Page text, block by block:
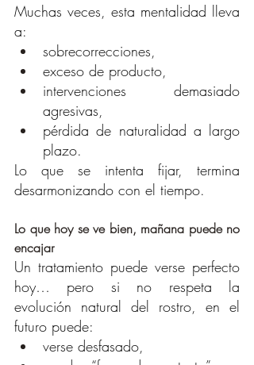
Muchas veces, esta mentalidad lleva
a:
sobrecorrecciones,
exceso de producto,
intervenciones demasiado
agresivas,
pérdida de naturalidad a largo
plazo.
Lo que se intenta fijar, termina
desarmonizando con el tiempo.
Lo que hoy se ve bien, mañana puede no
encajar
Un tratamiento puede verse perfecto
hoy… pero si no respeta la
evolución natural del rostro, en el
futuro puede:
verse desfasado,